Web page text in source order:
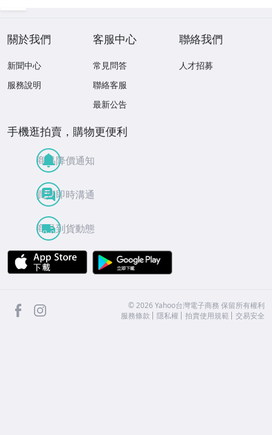
關於我們
新聞中心
服務說明
客服中心
常見問答
聯絡客服
最新公告
聯絡我們
人才招募
手機逛拍賣，購物更便利
商品降價通知
買賣即時溝通
商品到貨動態
APP Store
facebook ©2026 Yahoo台灣電子商務 保留所有權利
服務條款
隱私權 拍賣使用規範 交易安全